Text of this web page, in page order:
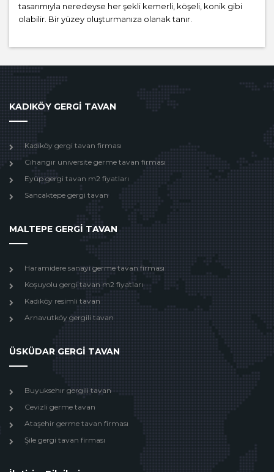
tasarımıyla neredeyse her şekli kemerli, köşeli, konik gibi
olabilir. Bir yüzey oluşturmanıza olanak tanır.
KADIKÖY GERGİ TAVAN
Kadıköy gergi tavan firması
Cıhangır unıversite germe tavan firması
Eyüp gergi tavan m2 fiyatları
Sancaktepe gergi tavan
MALTEPE GERGİ TAVAN
Haramidere sanayi germe tavan firması
Koşuyolu gergi tavan m2 fiyatları
Kadıköy resimli tavan
Arnavutköy gergili tavan
ÜSKÜDAR GERGİ TAVAN
Buyuksehır gergili tavan
Cevizli germe tavan
Ataşehir germe tavan firması
Şile gergi tavan firması